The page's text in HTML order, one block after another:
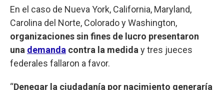
En el caso de Nueva York, California, Maryland,
Carolina del Norte, Colorado y Washington,
organizaciones sin fines de lucro presentaron
una demanda contra la medida y tres jueces
federales fallaron a favor.
“Denegar la ciudadanía por nacimiento generaría